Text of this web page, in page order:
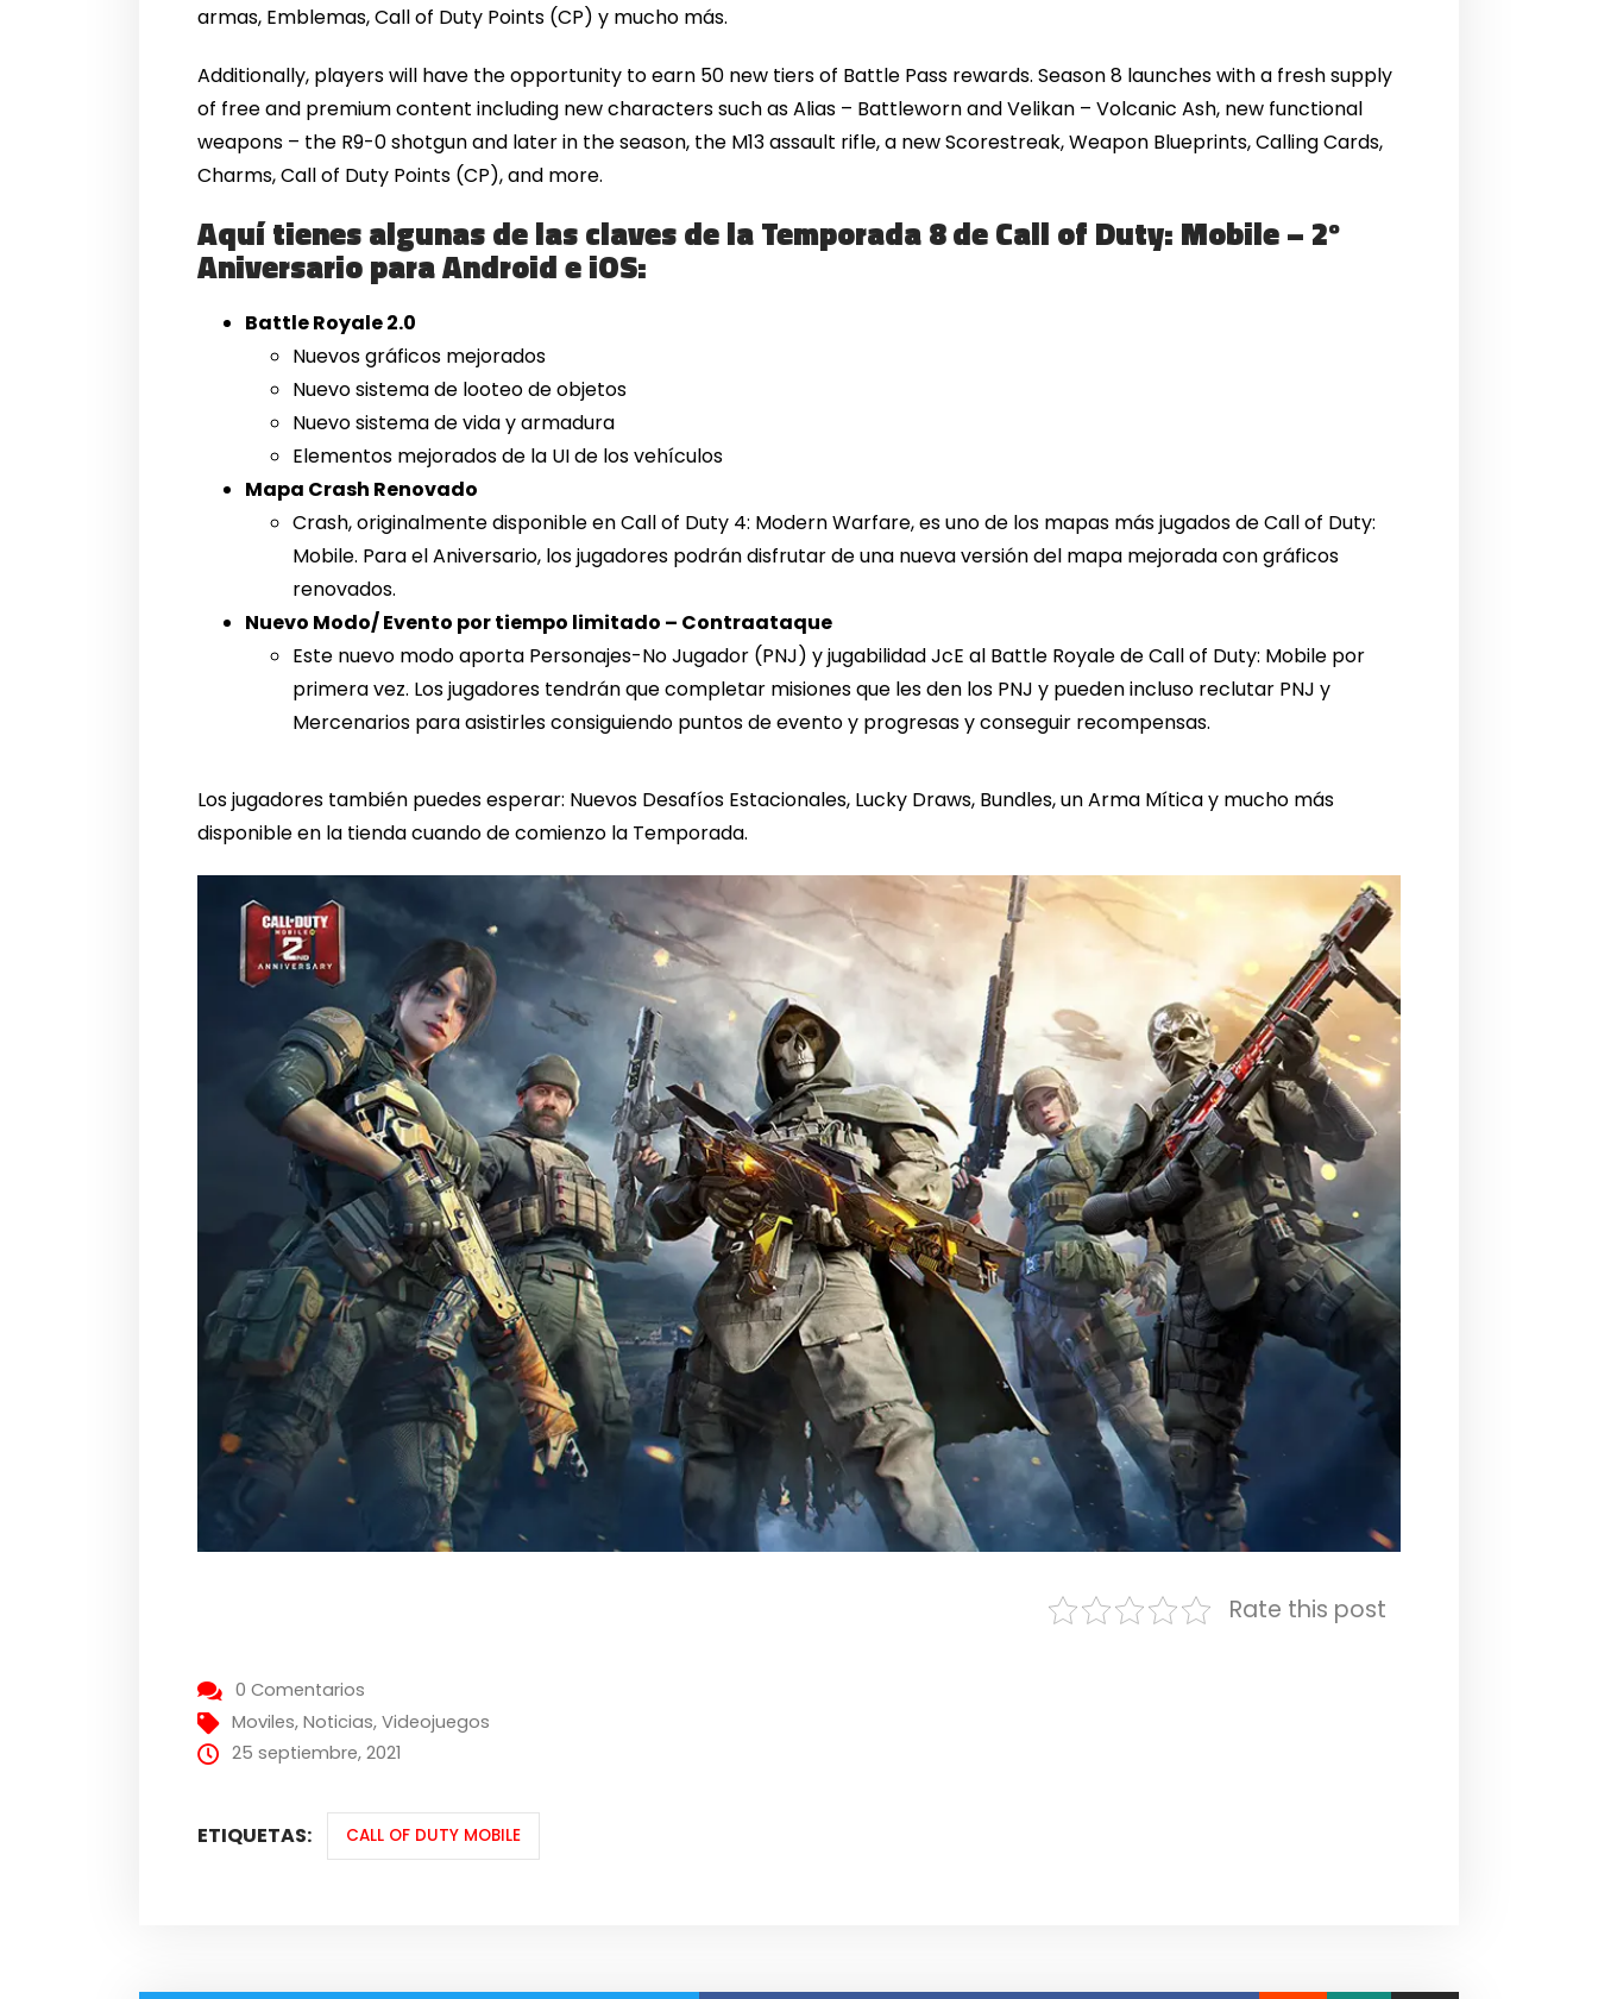
armas, Emblemas, Call of Duty Points (CP) y mucho más.
Additionally, players will have the opportunity to earn 50 new tiers of Battle Pass rewards. Season 8 launches with a fresh supply
of free and premium content including new characters such as Alias – Battleworn and Velikan – Volcanic Ash, new functional
weapons – the R9-0 shotgun and later in the season, the M13 assault rifle, a new Scorestreak, Weapon Blueprints, Calling Cards,
Charms, Call of Duty Points (CP), and more.
Aquí tienes algunas de las claves de la Temporada 8 de Call of Duty: Mobile – 2º
Aniversario para Android e iOS:
Battle Royale 2.0
Nuevos gráficos mejorados
Nuevo sistema de looteo de objetos
Nuevo sistema de vida y armadura
Elementos mejorados de la UI de los vehículos
Mapa Crash Renovado
Crash, originalmente disponible en Call of Duty 4: Modern Warfare, es uno de los mapas más jugados de Call of Duty:
Mobile. Para el Aniversario, los jugadores podrán disfrutar de una nueva versión del mapa mejorada con gráficos
renovados.
Nuevo Modo/ Evento por tiempo limitado – Contraataque
Este nuevo modo aporta Personajes-No Jugador (PNJ) y jugabilidad JcE al Battle Royale de Call of Duty: Mobile por
primera vez. Los jugadores tendrán que completar misiones que les den los PNJ y pueden incluso reclutar PNJ y
Mercenarios para asistirles consiguiendo puntos de evento y progresas y conseguir recompensas.
Los jugadores también puedes esperar: Nuevos Desafíos Estacionales, Lucky Draws, Bundles, un Arma Mítica y mucho más
disponible en la tienda cuando de comienzo la Temporada.
Rate this post
0 Comentarios
Moviles,Noticias,Videojuegos
25 septiembre, 2021
ETIQUETAS: CALL OF DUTY MOBILE